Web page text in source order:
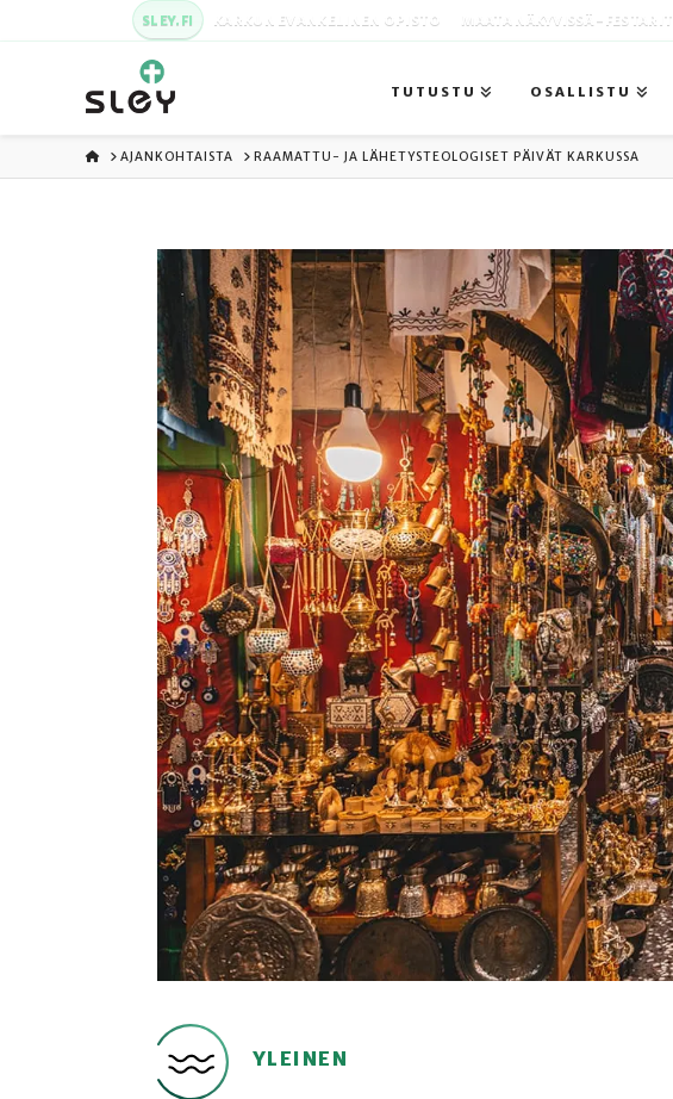
SLEY.FI KARKUN EVANKELINEN OPISTO MAATA NÄKYVISSÄ -FESTARIT
TUTUSTU OSALLISTU
ETUSIVU
AJANKOHTAISTA RAAMATTU- JA LÄHETYSTEOLOGISET PÄIVÄT KARKUSSA
YLEINEN